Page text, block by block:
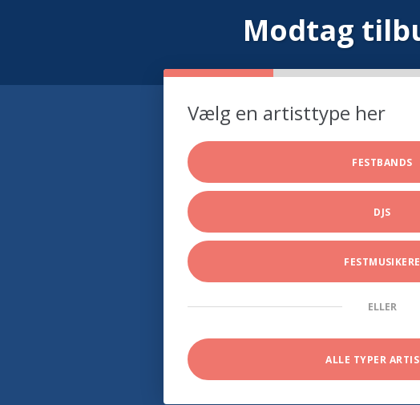
Modtag
Vælg en artisttype her
FESTBANDS
DJS
FESTMUSIKERE
ELLER
ALLE TYPER